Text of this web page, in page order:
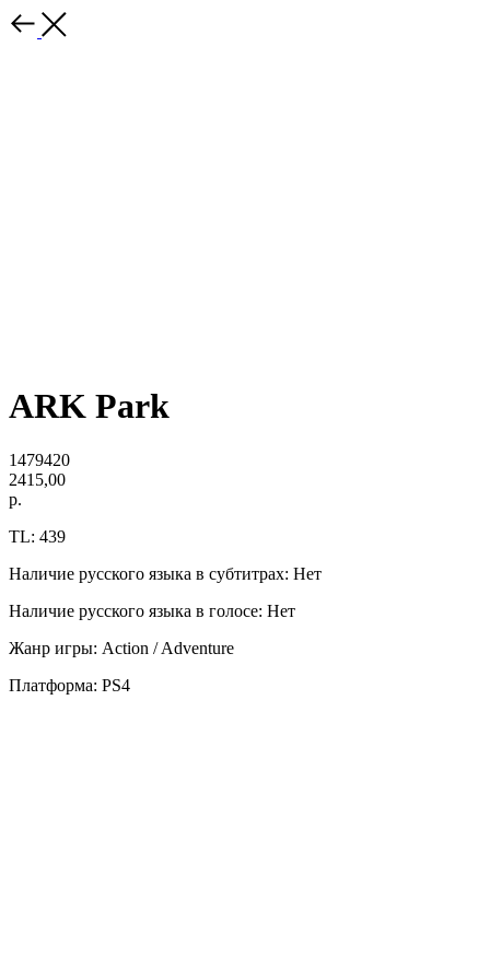
ARK Park
1479420
2415,00
р.
TL: 439
Наличие русского языка в субтитрах: Нет
Наличие русского языка в голосе: Нет
Жанр игры: Action / Adventure
Платформа: PS4